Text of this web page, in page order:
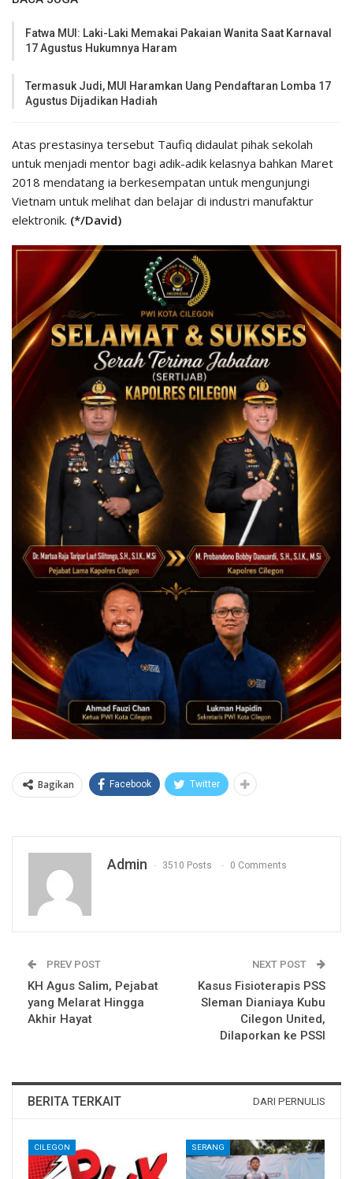
Fatwa MUI: Laki-Laki Memakai Pakaian Wanita Saat Karnaval
17 Agustus Hukumnya Haram
Termasuk Judi, MUI Haramkan Uang Pendaftaran Lomba 17
Agustus Dijadikan Hadiah
Atas prestasinya tersebut Taufiq didaulat pihak sekolah
untuk menjadi mentor bagi adik-adik kelasnya bahkan Maret
2018 mendatang ia berkesempatan untuk mengunjungi
Vietnam untuk melihat dan belajar di industri manufaktur
elektronik. (*/David)
Bagikan Facebook Twitter
Admin 3510 Posts 0 Comments
PREV POST
KH Agus Salim, Pejabat
yang Melarat Hingga
Akhir Hayat
NEXT POST
Kasus Fisioterapis PSS
Sleman Dianiaya Kubu
Cilegon United,
Dilaporkan ke PSSI
BERITA TERKAIT DARI PERNULIS
CILEGON SERANG